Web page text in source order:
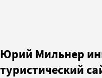
Юрий Мильнер
туристический